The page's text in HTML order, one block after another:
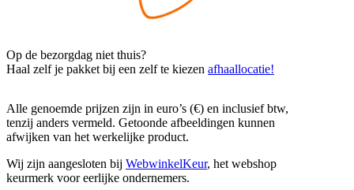
Op de bezorgdag niet thuis?
Haal zelf je pakket bij een zelf te kiezen afhaallocatie!
Alle genoemde prijzen zijn in euro’s (€) en inclusief btw,
tenzij anders vermeld. Getoonde afbeeldingen kunnen
afwijken van het werkelijke product.
Wij zijn aangesloten bij WebwinkelKeur, het webshop
keurmerk voor eerlijke ondernemers.